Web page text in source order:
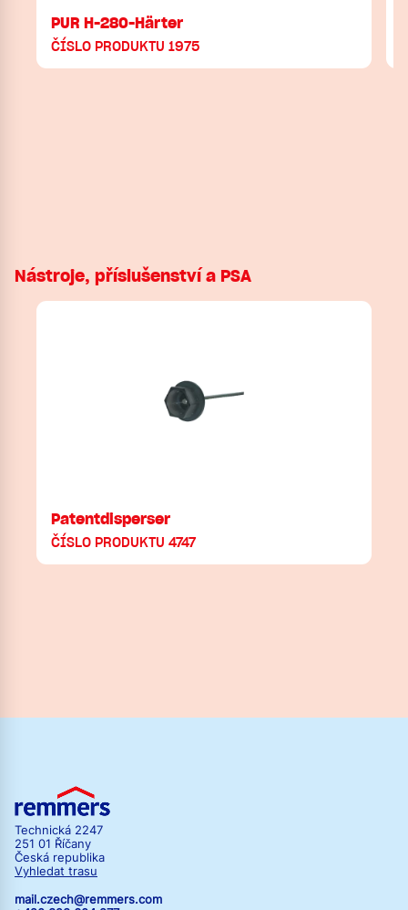
PUR H-280-Härter
ČÍSLO PRODUKTU 1975
Nástroje, příslušenství a PSA
Patentdisperser
ČÍSLO PRODUKTU 4747
Technická 2247
251 01 Říčany
Česká republika
Vyhledat trasu
mail.czech@remmers.com